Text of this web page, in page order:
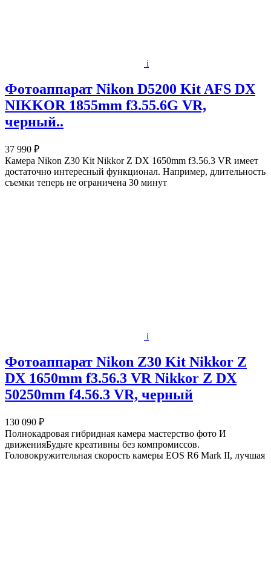
i
Фотоаппарат Nikon D5200 Kit AFS DX
NIKKOR 1855mm f3.55.6G VR,
черный..
37 990 ₽
Камера Nikon Z30 Kit Nikkor Z DX 1650mm f3.56.3 VR имеет
достаточно интересный функционал. Например, длительность
съемки теперь не ограничена 30 минут
i
Фотоаппарат Nikon Z30 Kit Nikkor Z
DX 1650mm f3.56.3 VR Nikkor Z DX
50250mm f4.56.3 VR, черный
130 090 ₽
Полнокадровая гибридная камера мастерство фото И
движенияБудьте креативны без компромиссов.
Головокружительная скорость камеры EOS R6 Mark II, лучшая